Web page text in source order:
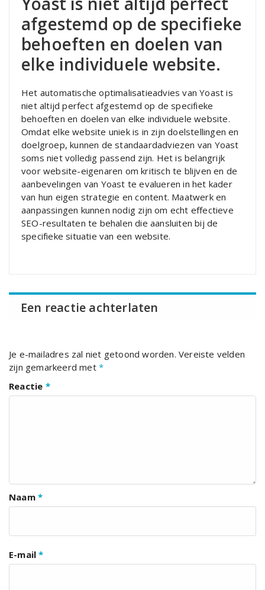
afgestemd op de specifieke
behoeften en doelen van
elke individuele website.
Het automatische optimalisatieadvies van Yoast is
niet altijd perfect afgestemd op de specifieke
behoeften en doelen van elke individuele website.
Omdat elke website uniek is in zijn doelstellingen en
doelgroep, kunnen de standaardadviezen van Yoast
soms niet volledig passend zijn. Het is belangrijk
voor website-eigenaren om kritisch te blijven en de
aanbevelingen van Yoast te evalueren in het kader
van hun eigen strategie en content. Maatwerk en
aanpassingen kunnen nodig zijn om echt effectieve
SEO-resultaten te behalen die aansluiten bij de
specifieke situatie van een website.
Een reactie achterlaten
Je e-mailadres zal niet getoond worden. Vereiste velden
zijn gemarkeerd met *
Reactie *
Naam *
E-mail*